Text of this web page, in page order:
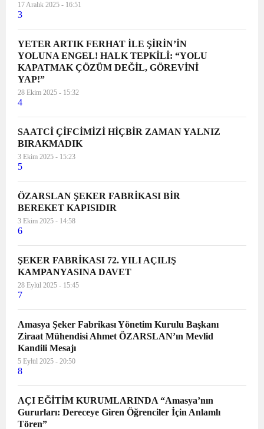
17 Aralık 2025 - 16:51
3
YETER ARTIK FERHAT İLE ŞİRİN’İN
YOLUNA ENGEL! HALK TEPKİLİ: “YOLU
KAPATMAK ÇÖZÜM DEĞİL, GÖREVİNİ
YAP!”
28 Ekim 2025 - 15:32
4
SAATCİ ÇİFCİMİZİ HİÇBİR ZAMAN YALNIZ
BIRAKMADIK
3 Ekim 2025 - 15:23
5
ÖZARSLAN ŞEKER FABRİKASI BİR
BEREKET KAPISIDIR
3 Ekim 2025 - 14:58
6
ŞEKER FABRİKASI 72. YILI AÇILIŞ
KAMPANYASINA DAVET
28 Eylül 2025 - 15:45
7
Amasya Şeker Fabrikası Yönetim Kurulu Başkanı
Ziraat Mühendisi Ahmet ÖZARSLAN’ın Mevlid
Kandili Mesajı
5 Eylül 2025 - 20:50
8
AÇI EĞİTİM KURUMLARINDA “Amasya’nın
Gururları: Dereceye Giren Öğrenciler İçin Anlamlı
Tören”